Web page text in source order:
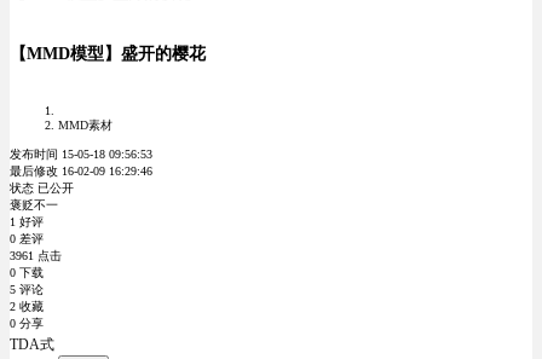
【MMD模型】盛开的樱花
MMD素材
发布时间 15-05-18 09:56:53
最后修改 16-02-09 16:29:46
状态 已公开
褒贬不一
1 好评
0 差评
3961 点击
0 下载
5 评论
2 收藏
0 分享
TDA式